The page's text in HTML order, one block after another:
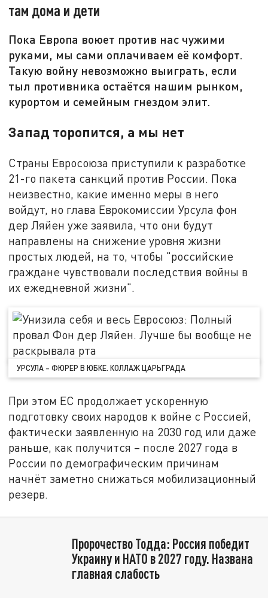
там дома и дети
Пока Европа воюет против нас чужими
руками, мы сами оплачиваем её комфорт.
Такую войну невозможно выиграть, если
тыл противника остаётся нашим рынком,
курортом и семейным гнездом элит.
Запад торопится, а мы нет
Страны Евросоюза приступили к разработке
21-го пакета санкций против России. Пока
неизвестно, какие именно меры в него
войдут, но глава Еврокомиссии Урсула фон
дер Ляйен уже заявила, что они будут
направлены на снижение уровня жизни
простых людей, на то, чтобы "российские
граждане чувствовали последствия войны в
их ежедневной жизни".
УРСУЛА – ФЮРЕР В ЮБКЕ. КОЛЛАЖ ЦАРЬГРАДА
При этом ЕС продолжает ускоренную
подготовку своих народов к войне с Россией,
фактически заявленную на 2030 год или даже
раньше, как получится – после 2027 года в
России по демографическим причинам
начнёт заметно снижаться мобилизационный
резерв.
Пророчество Тодда: Россия победит
Украину и НАТО в 2027 году. Названа
главная слабость